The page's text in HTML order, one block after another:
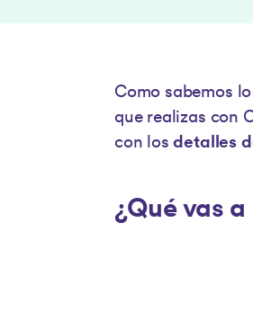
Como sabemos
que realizas con
con losdetalles
¿Qué vas